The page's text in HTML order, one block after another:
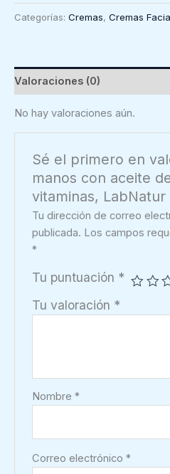
castaña,
vitaminas,
LabNatur
Bio,
cantidad
Categorías: Cremas, Cremas
Valoraciones (0)
No hay valoraciones aún.
Sé el primero en
manos con aceite
vitaminas, LabNatur
Tu dirección de correo
publicada. Los campos
*
Tu puntuación *
Tu valoración *
Nombre*
Correo electrónico*